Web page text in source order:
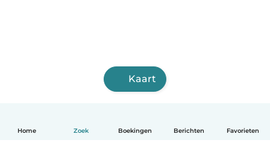
Home Zoek Boekingen Berichten Favorieten
Kaart